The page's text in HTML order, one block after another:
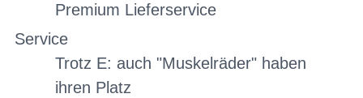
Premium Lieferservice
Service
Trotz E: auch "Muskelräder" haben
ihren Platz